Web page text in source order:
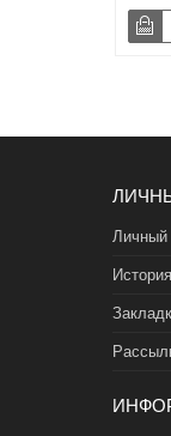
Личный